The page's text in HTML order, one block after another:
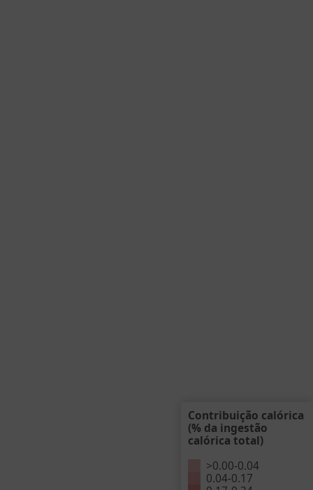
Contribuição calórica
(% da ingestão
calórica total)
>0.00-0.04
0.04-0.17